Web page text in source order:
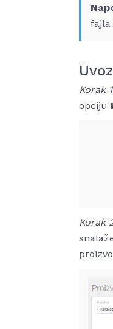
fajla
Korak
opciju
Korak